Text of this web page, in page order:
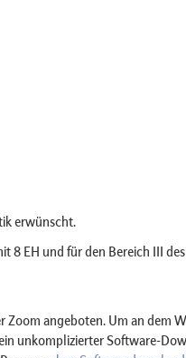
erwünscht.
8 EH und für den Bereich III
Zoom angeboten. Um an dem
unkomplizierter Software-